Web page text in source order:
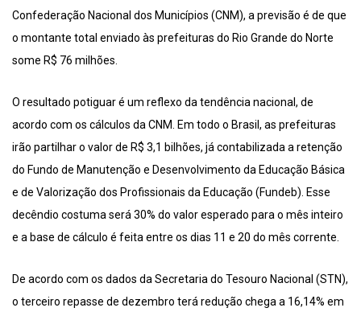
Confederação Nacional dos Municípios (CNM), a previsão é de que
o montante total enviado às prefeituras do Rio Grande do Norte
some R$ 76 milhões.
O resultado potiguar é um reflexo da tendência nacional, de
acordo com os cálculos da CNM. Em todo o Brasil, as prefeituras
irão partilhar o valor de R$ 3,1 bilhões, já contabilizada a retenção
do Fundo de Manutenção e Desenvolvimento da Educação Básica
e de Valorização dos Profissionais da Educação (Fundeb). Esse
decêndio costuma será 30% do valor esperado para o mês inteiro
e a base de cálculo é feita entre os dias 11 e 20 do mês corrente.
De acordo com os dados da Secretaria do Tesouro Nacional (STN),
o terceiro repasse de dezembro terá redução chega a 16,14% em